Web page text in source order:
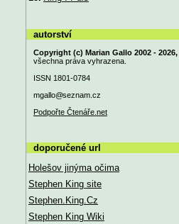
autorství
Copyright (c) Marian Gallo 2002 - 2026,
všechna práva vyhrazena.
ISSN 1801-0784
mgallo@seznam.cz
Podpořte Čtenáře.net
doporučené url
Holešov jinýma očima
Stephen King site
Stephen.King.Cz
Stephen King Wiki